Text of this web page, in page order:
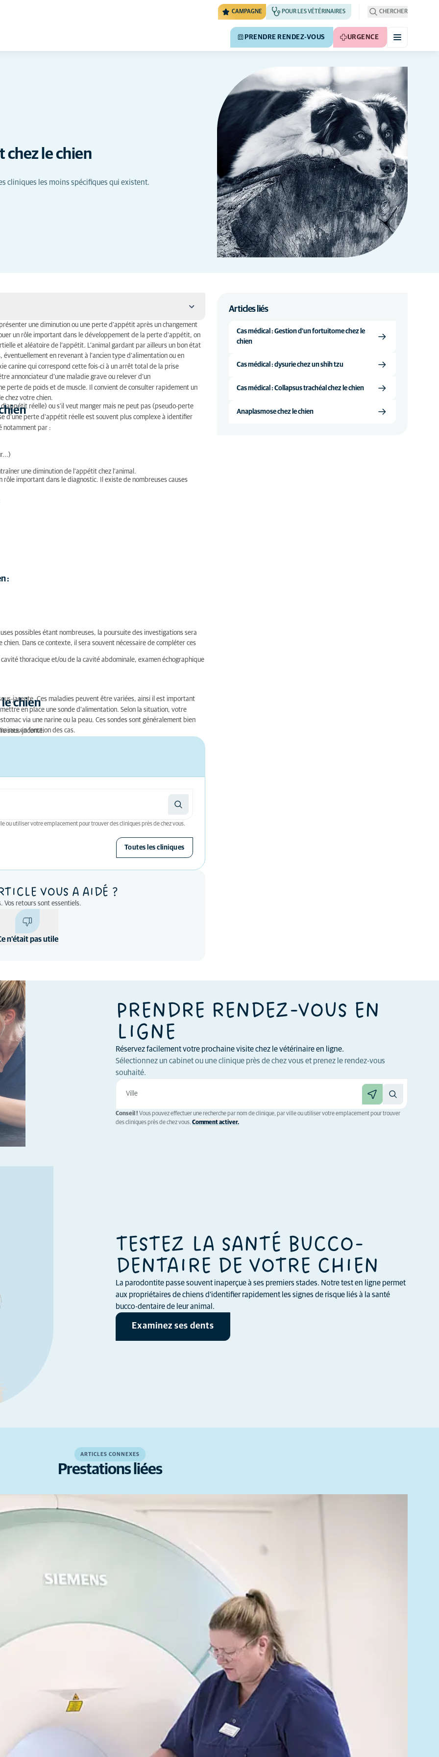
CAMPAGNE POUR LES VÉTÉRINAIRES CHERCHER
PRENDRE RENDEZ-VOUS URGENCE
chez le chien
cliniques les moins spécifiques qui existent.
une diminution ou une perte d'appétit après un changement
un rôle important dans le développement de la perte d'appétit, on
et aléatoire de l’appétit. L'animal gardant par ailleurs un bon état
en revenant à l'ancien type d’alimentation ou en
canine qui correspond cette fois-ci à un arrêt total de la prise
annonciateur d’une maladie grave ou relever d’un
perte de poids et de muscle. Il convient de consulter rapidement un
chez votre chien.
réelle) ou s'il veut manger mais ne peut pas (pseudo-perte
d'une perte d'appétit réelle est souvent plus complexe à identifier
notamment par :
une diminution de l'appétit chez l'animal.
important dans le diagnostic. Il existe de nombreuses causes
:
possibles étant nombreuses, la poursuite des investigations sera
Dans ce contexte, il sera souvent nécessaire de compléter ces
thoracique et/ou de la cavité abdominale, examen échographique
chien
jacente. Ces maladies peuvent être variées, ainsi il est important
en place une sonde d'alimentation. Selon la situation, votre
via une narine ou la peau. Ces sondes sont généralement bien
en fonction des cas.
sous-jacente.
ou utiliser votre emplacement pour trouver des cliniques près de chez vous.
Toutes les cliniques
VOUS A AIDÉ ?
Vos retours sont essentiels.
n'était pas utile
Articles liés
Cas médical : Gestion d’un fortuitome chez le
chien
Cas médical : dysurie chez un shih tzu
Cas médical : Collapsus trachéal chez le chien
Anaplasmose chez le chien
PRENDRE RENDEZ-VOUS EN
LIGNE
Réservez facilement votre prochaine visite chez le vétérinaire en ligne.
Sélectionnez un cabinet ou une clinique près de chez vous et prenez le rendez-vous
souhaité.
Conseil ! Vous pouvez effectuer une recherche par nom de clinique, par ville ou utiliser votre emplacement pour trouver
des cliniques près de chez vous. Comment activer.
TESTEZ LA SANTÉ BUCCO-
DENTAIRE DE VOTRE CHIEN
La parodontite passe souvent inaperçue à ses premiers stades. Notre test en ligne permet
aux propriétaires de chiens d’identifier rapidement les signes de risque liés à la santé
bucco-dentaire de leur animal.
Examinez ses dents
ARTICLES CONNEXES
Prestations liées